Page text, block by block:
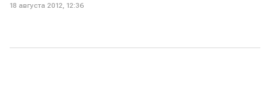
18 августа 2012, 12:36